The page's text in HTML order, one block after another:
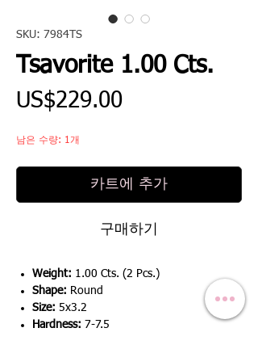
SKU: 7984TS
Tsavorite 1.00 Cts.
US$229.00가
남은 수량: 1개
카트에 추가
구매하기
Weight: 1.00 Cts. (2 Pcs.)
Shape: Round
Size: 5x3.2
Hardness: 7-7.5